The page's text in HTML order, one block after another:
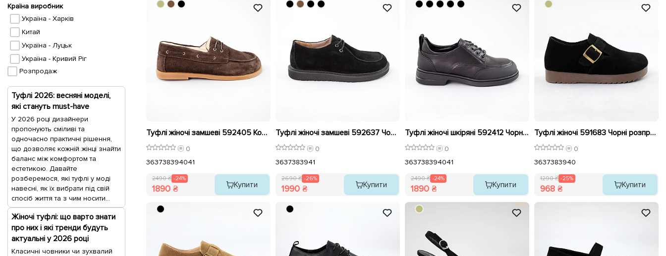
Країна виробник
Україна - Харків
Китай
Україна - Луцьк
Україна - Кривий Ріг
Розпродаж
Туфлі 2026: весняні моделі,
які стануть must-have
У 2026 році дизайнери
пропонують сміливі та
одночасно практичні рішення,
що дозволяє кожній жінці знайти
баланс між комфортом та
естетикою. Давайте
розберемося, які туфлі у моді
навесні, як їх вибрати під свій
спосіб життя та з чим носити...
Жіночі туфлі: що варто знати
про них і які тренди будуть
актуальні у 2026 році
Класичні човники чи зухвалий
Туфлі жіночі замшеві 592405 Коричневі розпродаж
0
363738394041
2490 ₴ -24%
1890 ₴ Купити
Туфлі жіночі замшеві 592637 Чорні розпродаж
0
3637383941
2690 ₴ -26%
1990 ₴ Купити
Туфлі жіночі шкіряні 592412 Чорні розпродаж
0
363738394041
2490 ₴ -24%
1890 ₴ Купити
Туфлі жіночі 591683 Чорні розпродаж
0
3637383940
1290 ₴ -25%
968 ₴ Купити